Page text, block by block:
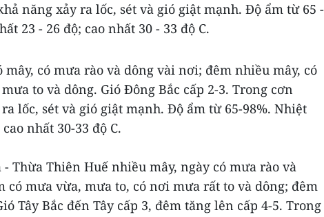
năng xảy ra lốc, sét và gió giật mạnh. Độ ẩm từ 65 -
23 - 26 độ; cao nhất 30 - 33 độ C.
mây, có mưa rào và dông vài nơi; đêm nhiều mây, có
to và dông. Gió Đông Bắc cấp 2-3. Trong cơn
lốc, sét và gió giật mạnh. Độ ẩm từ 65-98%. Nhiệt
nhất 30-33 độ C.
Thừa Thiên Huế nhiều mây, ngày có mưa rào và
có mưa vừa, mưa to, có nơi mưa rất to và dông; đêm
Tây Bắc đến Tây cấp 3, đêm tăng lên cấp 4-5. Trong